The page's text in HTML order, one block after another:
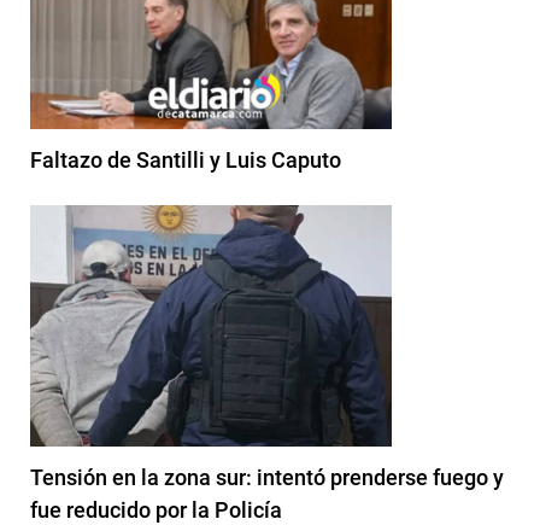
Faltazo de Santilli y Luis Caputo
Tensión en la zona sur: intentó prenderse fuego y
fue reducido por la Policía